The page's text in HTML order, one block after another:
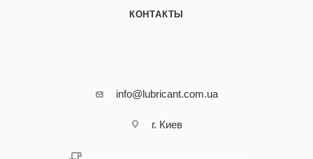
КОНТАКТЫ
info@lubricant.com.ua
г. Киев